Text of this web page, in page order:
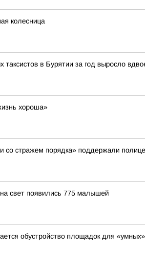
колесница
таксистов в Бурятии за год выросло
хороша»
со стражем порядка» поддержали
свет появились 775 малышей
обустройство площадок для